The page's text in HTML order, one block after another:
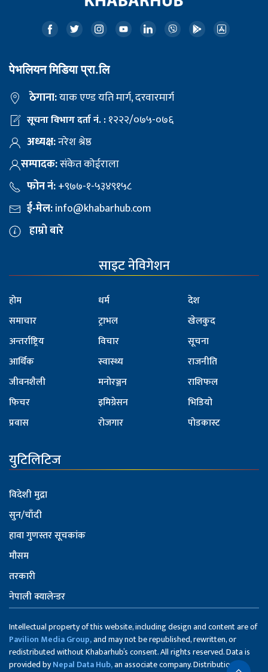
पेभलियन मिडिया प्रा.लि
ठेगाना:याक एण्ड यति मार्ग, दरवारमार्ग
सूचना विभाग दर्ता नं. :१२२२/०७५-०७६
अध्यक्ष:नरेश श्रेष्ठ
सम्पादक:संकेत कोईराला
फोन नं:+९७७-१-५३४९१५८
ई-मेल:info@khabarhub.com
हाम्रो बारे
साइट नेविगेशन
होम
समाचार
अन्तर्राष्ट्रिय
आर्थिक
जीवनशैली
फिचर
प्रवास
धर्म
ट्राभल
विचार
स्वास्थ्य
मनोरञ्जन
इमिग्रेसन
रोजगार
देश
खेलकुद
सूचना
राजनीति
राशिफल
भिडियो
पोडकास्ट
युटिलिटिज
विदेशी मुद्रा
सुन/चाँदी
हावा गुणस्तर सूचकांक
मौसम
तरकारी
नेपाली क्यालेन्डर
Intellectual property of this website, including design and content are of
Pavilion Media Group,and may not be republished, rewritten, or
redistributed without Khabarhub’s consent. All rights reserved. Data is
provided byNepal Data Hub,an associate company. Distribution of